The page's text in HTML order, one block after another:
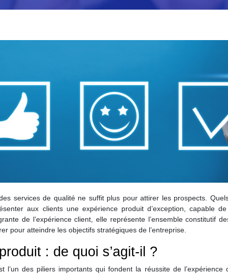
services de qualité ne suffit plus pour attirer les prospects.
aux clients une expérience produit d’exception, capable
de l’expérience client, elle représente l’ensemble constitutif
pour atteindre les objectifs stratégiques de l’entreprise.
: de quoi s’agit-il ?
l’un des piliers importants qui fondent la réussite de